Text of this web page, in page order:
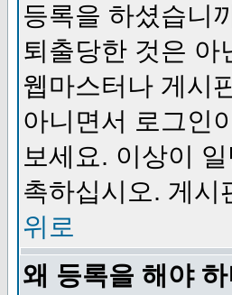
등록을 하셨습니
퇴출당한 것은 아
웹마스터나 게시
아니면서 로그인
보세요. 이상이
촉하십시오. 게시
위로
왜 등록을 해야